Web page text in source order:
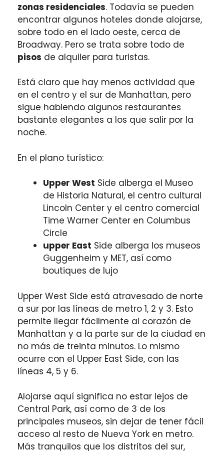
zonas residenciales. Todavía se pueden
encontrar algunos hoteles donde alojarse,
sobre todo en el lado oeste, cerca de
Broadway. Pero se trata sobre todo de
pisos de alquiler para turistas.
Está claro que hay menos actividad que
en el centro y el sur de Manhattan, pero
sigue habiendo algunos restaurantes
bastante elegantes a los que salir por la
noche.
En el plano turístico:
Upper West Side alberga el Museo
de Historia Natural, el centro cultural
Lincoln Center y el centro comercial
Time Warner Center en Columbus
Circle
upper East Side alberga los museos
Guggenheim y MET, así como
boutiques de lujo
Upper West Side está atravesado de norte
a sur por las líneas de metro 1, 2 y 3. Esto
permite llegar fácilmente al corazón de
Manhattan y a la parte sur de la ciudad en
no más de treinta minutos. Lo mismo
ocurre con el Upper East Side, con las
líneas 4, 5 y 6.
Alojarse aquí significa no estar lejos de
Central Park, así como de 3 de los
principales museos, sin dejar de tener fácil
acceso al resto de Nueva York en metro.
Más tranquilos que los distritos del sur,